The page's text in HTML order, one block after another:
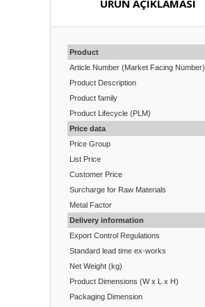
ÜRÜN AÇIKLAMASI
Product
Article Number (Market Facing Number)
Product Description
Product family
Product Lifecycle (PLM)
Price data
Price Group
List Price
Customer Price
Surcharge for Raw Materials
Metal Factor
Delivery information
Export Control Regulations
Standard lead time ex-works
Net Weight (kg)
Product Dimensions (W x L x H)
Packaging Dimension